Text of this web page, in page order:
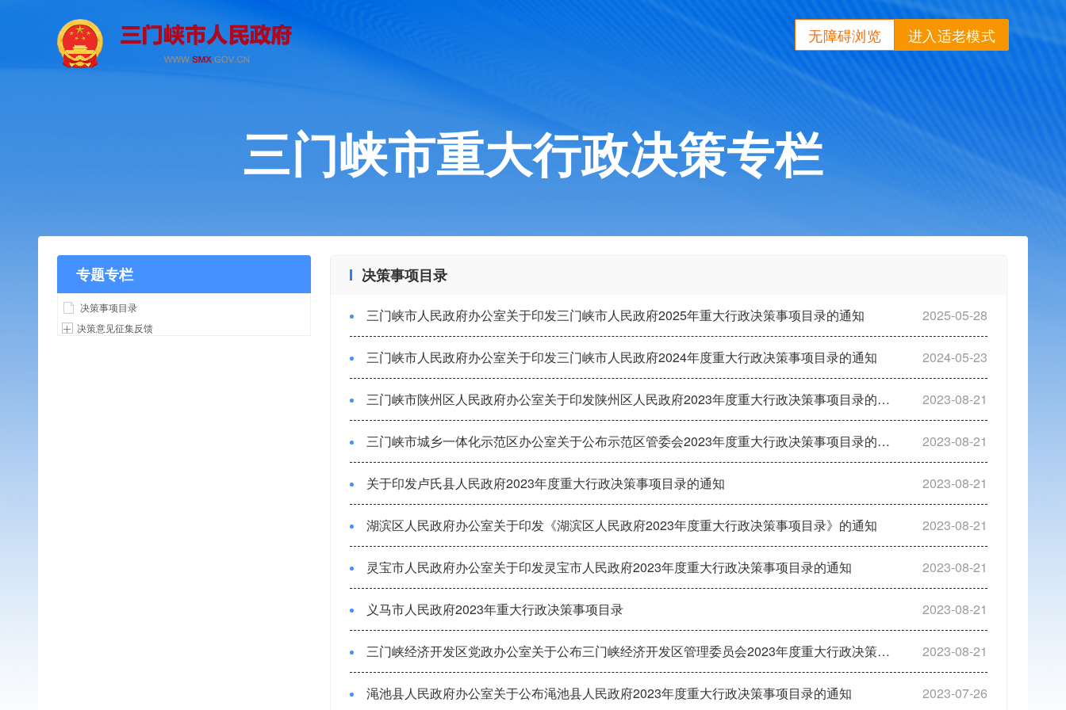
无障碍浏览 进入适老模式
三门峡市重大行政决策专栏
专题专栏
决策事项目录
决策意见征集反馈
决策事项目录
三门峡市人民政府办公室关于印发三门峡市人民政府2025年重大行政决策事项目录的通知 2025-05-28
三门峡市人民政府办公室关于印发三门峡市人民政府2024年度重大行政决策事项目录的通知 2024-05-23
三门峡市陕州区人民政府办公室关于印发陕州区人民政府2023年度重大行政决策事项目录的通知 2023-08-21
三门峡市城乡一体化示范区办公室关于公布示范区管委会2023年度重大行政决策事项目录的通知 2023-08-21
关于印发卢氏县人民政府2023年度重大行政决策事项目录的通知 2023-08-21
湖滨区人民政府办公室关于印发《湖滨区人民政府2023年度重大行政决策事项目录》的通知 2023-08-21
灵宝市人民政府办公室关于印发灵宝市人民政府2023年度重大行政决策事项目录的通知 2023-08-21
义马市人民政府2023年重大行政决策事项目录 2023-08-21
三门峡经济开发区党政办公室关于公布三门峡经济开发区管理委员会2023年度重大行政决策事项目录的通知 2023-08-21
渑池县人民政府办公室关于公布渑池县人民政府2023年度重大行政决策事项目录的通知 2023-07-26